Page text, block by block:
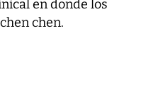
en donde los
chen.